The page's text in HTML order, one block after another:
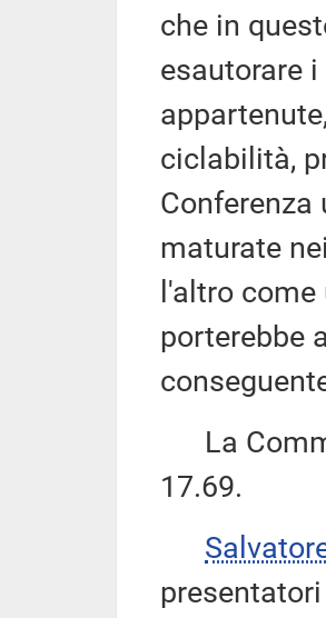
che in
esautorare
ciclabilità,
maturate
l'altro
porterebbe
La
17.69.